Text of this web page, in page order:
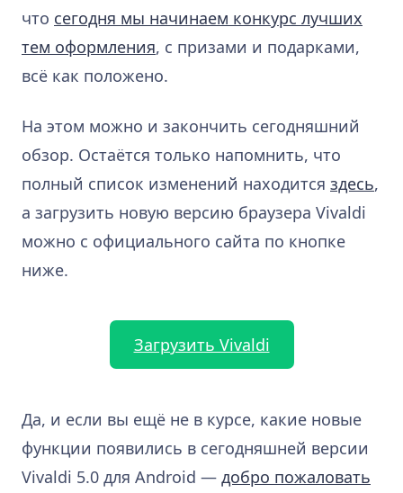
что сегодня мы начинаем конкурс лучших
тем оформления, с призами и подарками,
всё как положено.
На этом можно и закончить сегодняшний
обзор. Остаётся только напомнить, что
полный список изменений находится здесь,
а загрузить новую версию браузера Vivaldi
можно с официального сайта по кнопке
ниже.
Загрузить Vivaldi
Да, и если вы ещё не в курсе, какие новые
функции появились в сегодняшней версии
Vivaldi 5.0 для Android — добро пожаловать